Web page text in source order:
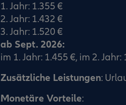
1. Jahr: 1.355 €
2. Jahr: 1.432 €
3. Jahr: 1.520 €
ab Sept. 2026:
im 1. Jahr: 1.455 €, im 2.
Zusätzliche Leistungen:
Monetäre Vorteile: